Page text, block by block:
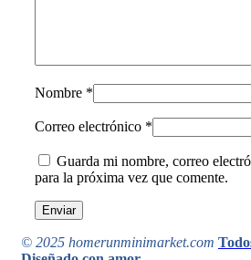
Nombre *
Correo electrónico *
Guarda mi nombre, correo
para la próxima vez que comente.
© 2025 homerunminimarket.com